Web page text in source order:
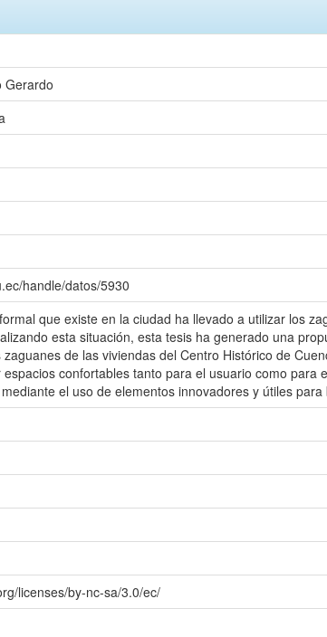
Gerardo
handle/datos/5930
que existe en la ciudad ha llevado a utilizar los
esta situación, esta tesis ha generado una
de las viviendas del Centro Histórico de
confortables tanto para el usuario como para
el uso de elementos innovadores y útiles
licenses/by-nc-sa/3.0/ec/